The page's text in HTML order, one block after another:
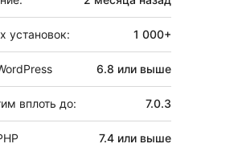
установок: 1 000+
6.8 или выше
вплоть до: 7.0.3
7.4 или выше